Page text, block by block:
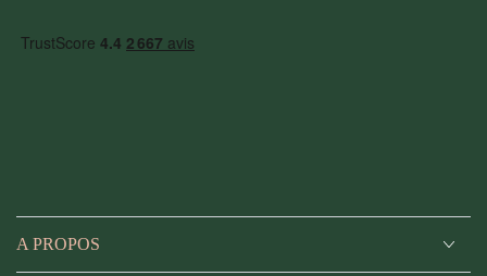
A PROPOS